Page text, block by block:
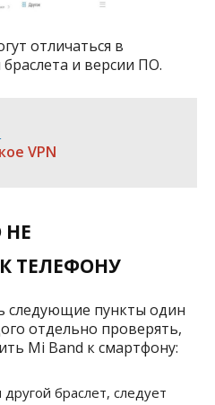
отличаться в
и версии ПО.
VPN
НЕ
ТЕЛЕФОНУ
следующие пункты один
отдельно проверять,
Mi Band к смартфону:
браслет, следует